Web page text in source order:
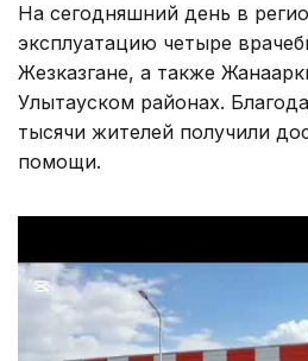
На сегодняшний день в
эксплуатацию четыре
Жезказгане, а также
Улытауском районах.
тысячи жителей получили
помощи.